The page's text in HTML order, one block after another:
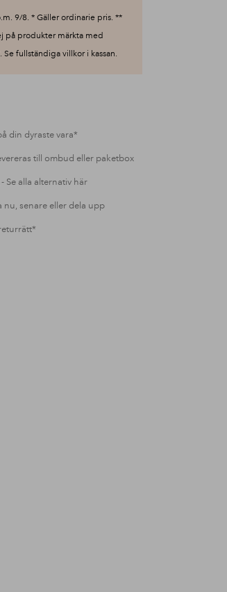
9/8. * Gäller ordinarie pris. **
på produkter märkta med
fullständiga villkor i kassan.
din dyraste vara*
till ombud eller paketbox
Se alla alternativ här
nu, senare eller dela upp